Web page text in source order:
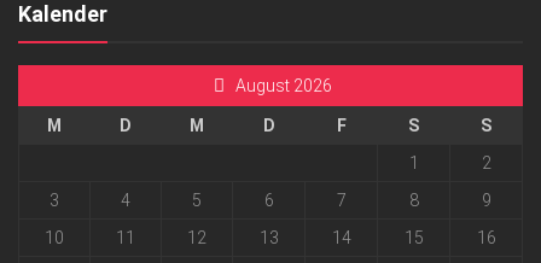
Kalender
August 2026
M D M D F S
S
1
2
3
4 5 6 7 8
9
10
11 12 13 14 15
16